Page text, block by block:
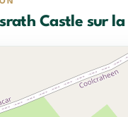
Castle sur